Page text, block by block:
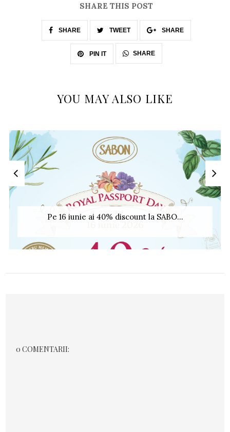
SHARE THIS POST
SHARE TWEET SHARE
PIN IT SHARE
YOU MAY ALSO LIKE
Pe 16 iunie ai 40% discount la SABO...
0 COMENTARII: